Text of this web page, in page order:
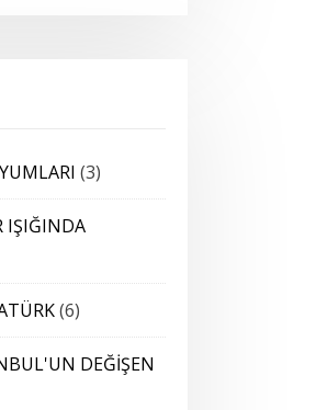
(3)
IŞIĞINDA
(6)
DEĞİŞEN